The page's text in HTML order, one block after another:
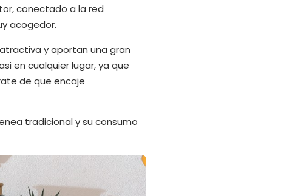
conectado a la red
acogedor.
y aportan una gran
en cualquier lugar, ya que
de que encaje
tradicional y su consumo